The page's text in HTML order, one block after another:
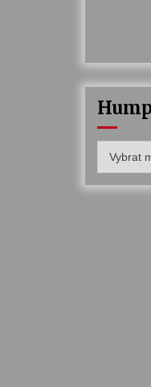
archiv